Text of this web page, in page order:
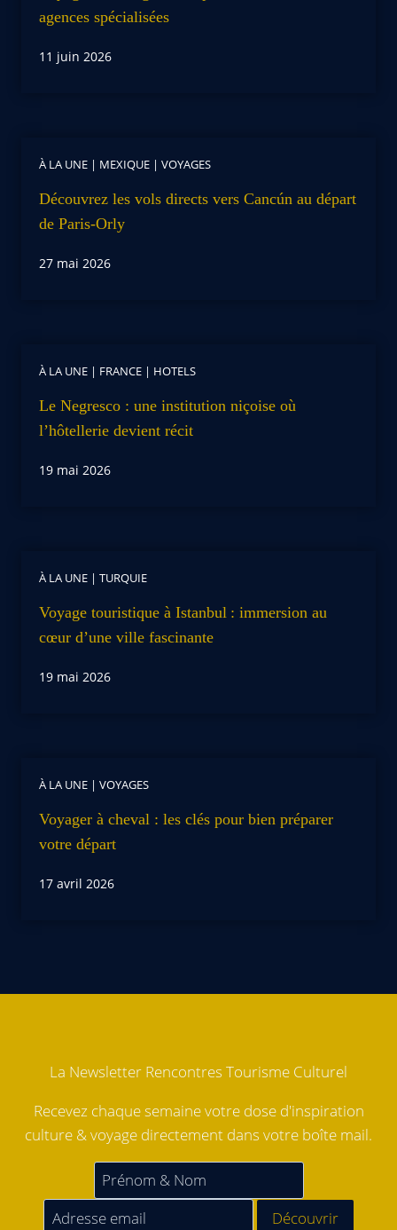
agences spécialisées
11 juin 2026
À LA UNE | MEXIQUE | VOYAGES
Découvrez les vols directs vers Cancún au départ
de Paris-Orly
27 mai 2026
À LA UNE | FRANCE | HOTELS
Le Negresco : une institution niçoise où
l’hôtellerie devient récit
19 mai 2026
À LA UNE | TURQUIE
Voyage touristique à Istanbul : immersion au
cœur d’une ville fascinante
19 mai 2026
À LA UNE | VOYAGES
Voyager à cheval : les clés pour bien préparer
votre départ
17 avril 2026
La Newsletter Rencontres Tourisme Culturel
Recevez chaque semaine votre dose d'inspiration
culture & voyage directement dans votre boîte mail.